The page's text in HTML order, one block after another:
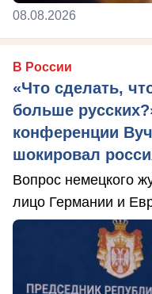
08.08.2026
В России
«Что сделать,
больше
конференции
шокировал
Вопрос немецкого
лицо Германии и